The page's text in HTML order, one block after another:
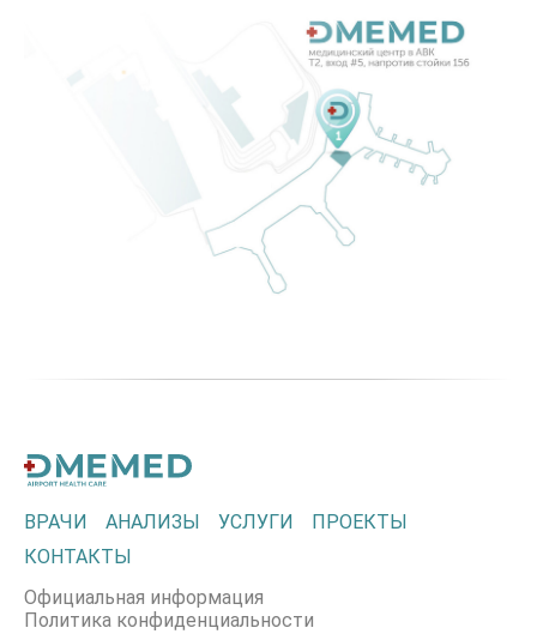
ВРАЧИ АНАЛИЗЫ УСЛУГИ
ПРОЕКТЫ
КОНТАКТЫ
Официальная информация
Политика конфиденциальности